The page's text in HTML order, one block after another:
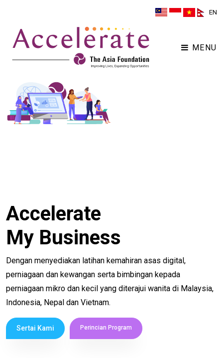
EN
MENU
Accelerate
My Business
Dengan menyediakan latihan kemahiran asas digital,
perniagaan dan kewangan serta bimbingan kepada
perniagaan mikro dan kecil yang diterajui wanita di Malaysia,
Indonesia, Nepal dan Vietnam.
Sertai Kami Perincian Program